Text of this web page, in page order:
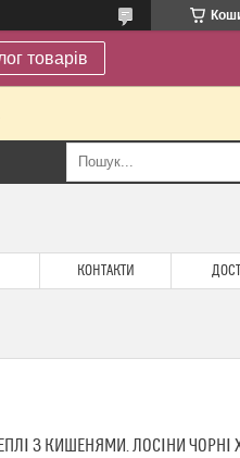
товарів
КОНТАКТИ
З КИШЕНЯМИ. ЛОСІНИ